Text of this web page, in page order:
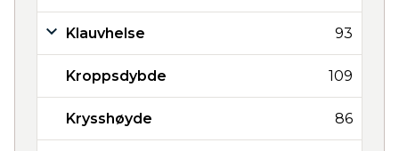
Klauvhelse 93
Kroppsdybde 109
Krysshøyde 86